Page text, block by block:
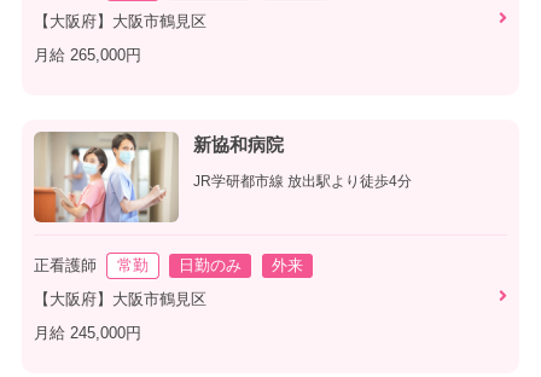
【大阪府】大阪市鶴見区
月給 265,000円
新協和病院
JR学研都市線 放出駅より徒歩4分
正看護師 常勤 日勤のみ
外来
【大阪府】大阪市鶴見区
月給 245,000円